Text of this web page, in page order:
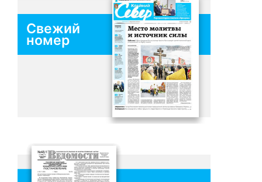
Свежий
номер